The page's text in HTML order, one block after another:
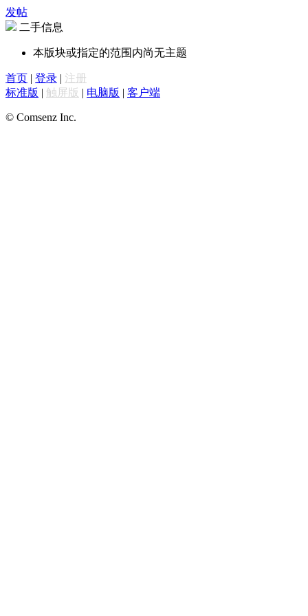
发帖
二手信息
本版块或指定的范围内尚无主题
首页 | 登录 | 注册
标准版 | 触屏版 | 电脑版 | 客户端
© Comsenz Inc.